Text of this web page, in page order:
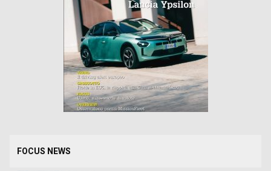
FOCUS NEWS